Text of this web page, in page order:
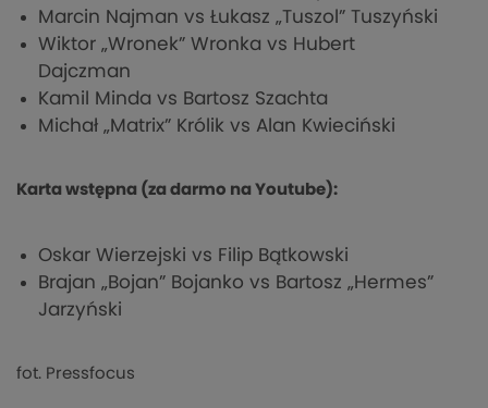
Marcin Najman vs Łukasz „Tuszol” Tuszyński
Wiktor „Wronek” Wronka vs Hubert
Dajczman
Kamil Minda vs Bartosz Szachta
Michał „Matrix” Królik vs Alan Kwieciński
Karta wstępna (za darmo na Youtube):
Oskar Wierzejski vs Filip Bątkowski
Brajan „Bojan” Bojanko vs Bartosz „Hermes”
Jarzyński
fot. Pressfocus